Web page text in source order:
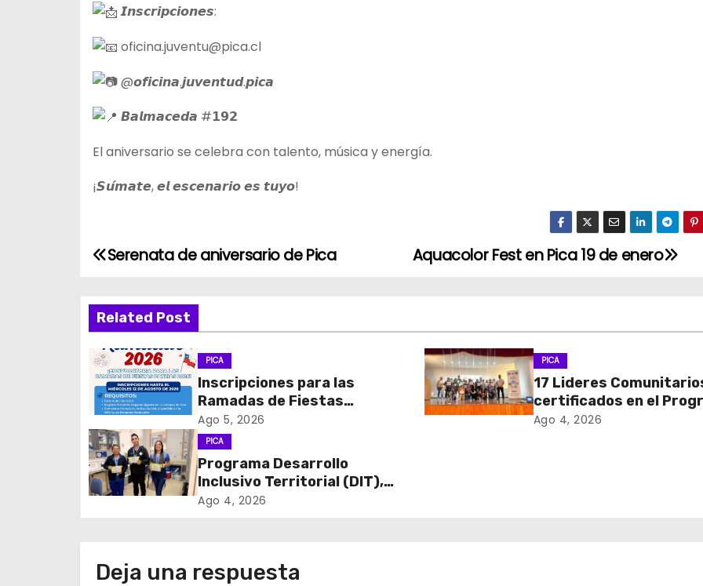
𝙄𝙣𝙨𝙘𝙧𝙞𝙥𝙘𝙞𝙤𝙣𝙚𝙨:
oficina.juventu@pica.cl
@𝙤𝙛𝙞𝙘𝙞𝙣𝙖.𝙟𝙪𝙫𝙚𝙣𝙩𝙪𝙙.𝙥𝙞𝙘𝙖
𝘽𝙖𝙡𝙢𝙖𝙘𝙚𝙙𝙖 #𝟭𝟵𝟮
El aniversario se celebra con talento, música y energía.
¡𝙎𝙪́𝙢𝙖𝙩𝙚, 𝙚𝙡 𝙚𝙨𝙘𝙚𝙣𝙖𝙧𝙞𝙤 𝙚𝙨 𝙩𝙪𝙮𝙤!
N
v
e
g
a
c
i
n
Aquacolor Fest en Pica 19 de enero
Serenata de aniversario de Pica
Related Post
PICA
Inscripciones para las
Ramadas de Fiestas
Patrias 2026
Ago 5, 2026
PICA
17 Lideres
certificados en el
MÁS AMA
Ago 4, 2026
PICA
Programa Desarrollo
Inclusivo Territorial (DIT),
realizó la entrega de Cajas
Marqués Vismara.
Ago 4, 2026
Deja una respuesta